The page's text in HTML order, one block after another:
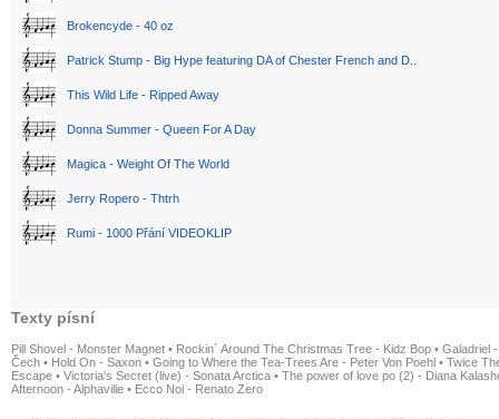
Brokencyde - 40 oz
Patrick Stump - Big Hype featuring DA of Chester French and D..
This Wild Life - Ripped Away
Donna Summer - Queen For A Day
Magica - Weight Of The World
Jerry Ropero - Thtrh
Rumi - 1000 Přání VIDEOKLIP
Texty písní
Pill Shovel - Monster Magnet • Rockin´ Around The Christmas Tree - Kidz Bop • Galadriel
Čech • Hold On - Saxon • Going to Where the Tea-Trees Are - Peter Von Poehl • Twice
Escape • Victoria's Secret (live) - Sonata Arctica • The power of love po (2) - Diana
Afternoon - Alphaville • Ecco Noi - Renato Zero